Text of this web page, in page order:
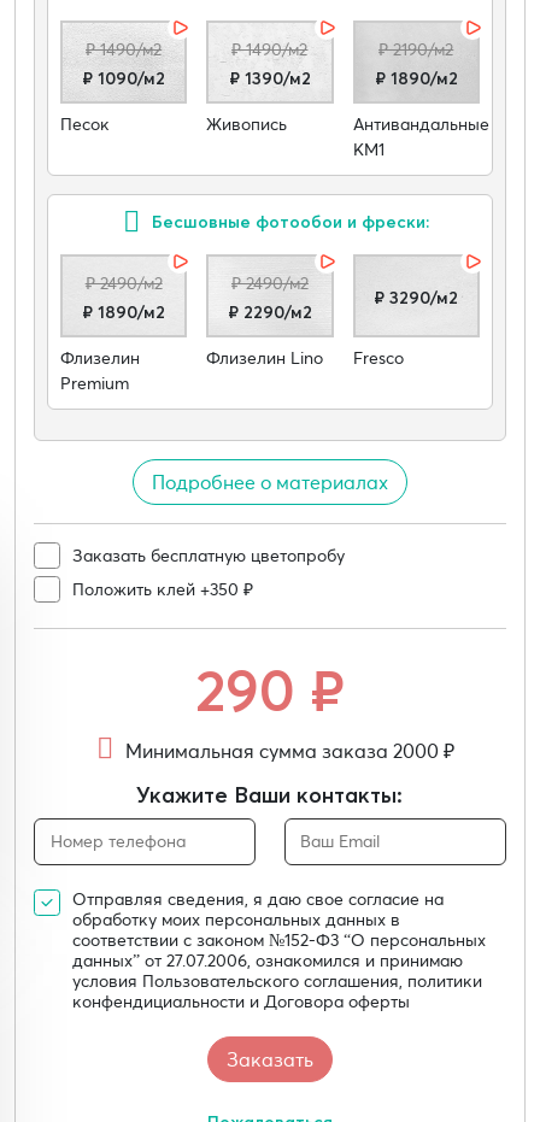
₽ 1490/м2
₽ 1090/м2
Песок
₽ 1490/м2
₽ 1390/м2
Живопись
₽ 2190/м2
₽ 1890/м2
Антивандальные
КМ1
Бесшовные фотообои и фрески:
₽ 2490/м2
₽ 1890/м2
Флизелин
Premium
₽ 2490/м2
₽ 2290/м2
Флизелин Lino
₽ 3290/м2
Fresco
Подробнее о материалах
Заказать бесплатную цветопробу
Положить клей +350 ₽
290 ₽
Минимальная сумма заказа 2000 ₽
Укажите Ваши контакты:
Отправляя сведения, я даю свое согласие на
обработку моих персональных данных в
соответствии с законом №152-Ф3 “О персональных
данных” от 27.07.2006, ознакомился и принимаю
условия Пользовательского соглашения, политики
конфендициальности и Договора оферты